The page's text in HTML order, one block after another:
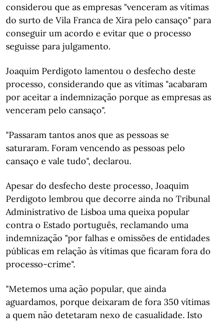
considerou que as empresas "venceram as vítimas
do surto de Vila Franca de Xira pelo cansaço" para
conseguir um acordo e evitar que o processo
seguisse para julgamento.
Joaquim Perdigoto lamentou o desfecho deste
processo, considerando que as vítimas "acabaram
por aceitar a indemnização porque as empresas as
venceram pelo cansaço".
"Passaram tantos anos que as pessoas se
saturaram. Foram vencendo as pessoas pelo
cansaço e vale tudo", declarou.
Apesar do desfecho deste processo, Joaquim
Perdigoto lembrou que decorre ainda no Tribunal
Administrativo de Lisboa uma queixa popular
contra o Estado português, reclamando uma
indemnização "por falhas e omissões de entidades
públicas em relação às vítimas que ficaram fora do
processo-crime".
"Metemos uma ação popular, que ainda
aguardamos, porque deixaram de fora 350 vítimas
a quem não detetaram nexo de casualidade. Isto